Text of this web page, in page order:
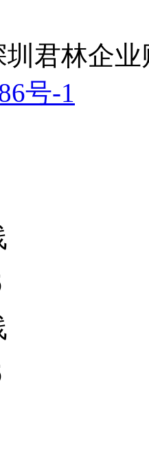
君林企
号-1